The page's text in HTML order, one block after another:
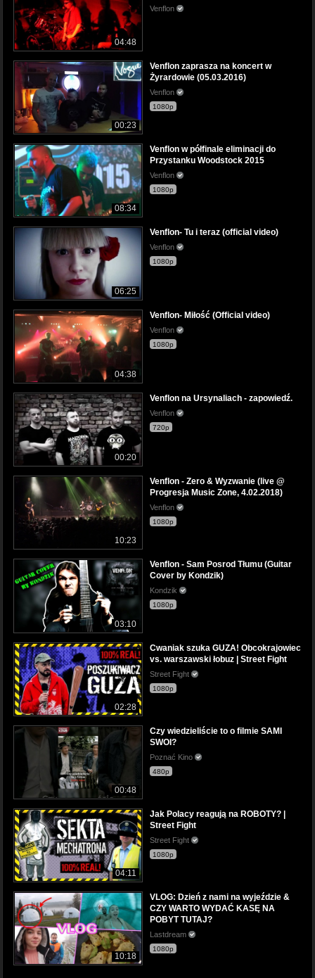
04:48
Venflon
00:23
Venflon zaprasza na koncert w
Żyrardowie (05.03.2016)
Venflon
1080p
08:34
Venflon w półfinale eliminacji do
Przystanku Woodstock 2015
Venflon
1080p
06:25
Venflon- Tu i teraz (official video)
Venflon
1080p
04:38
Venflon- Miłość (Official video)
Venflon
1080p
00:20
Venflon na Ursynaliach - zapowiedź.
Venflon
720p
10:23
Venflon - Zero & Wyzwanie (live @
Progresja Music Zone, 4.02.2018)
Venflon
1080p
03:10
Venflon - Sam Posrod Tłumu (Guitar
Cover by Kondzik)
Kondzik
1080p
02:28
Cwaniak szuka GUZA! Obcokrajowiec
vs. warszawski łobuz | Street Fight
Street Fight
1080p
00:48
Czy wiedzieliście to o filmie SAMI
SWOI?
Poznać Kino
480p
04:11
Jak Polacy reagują na ROBOTY? |
Street Fight
Street Fight
1080p
10:18
VLOG: Dzień z nami na wyjeździe &
CZY WARTO WYDAĆ KASĘ NA
POBYT TUTAJ?
Lastdream
1080p